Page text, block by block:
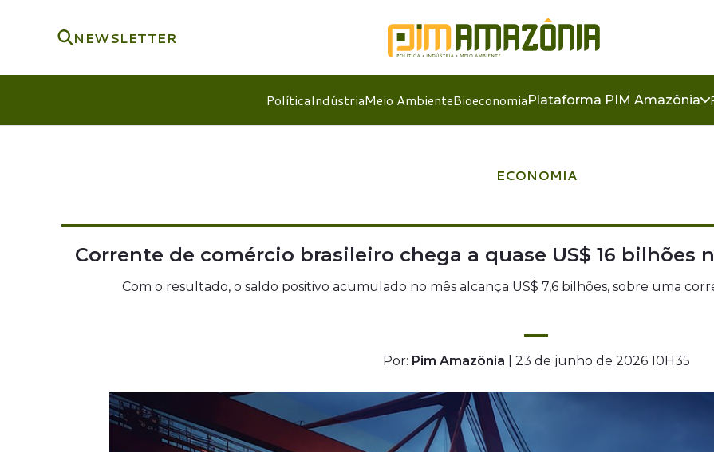
NEWSLETTER
PolíticaIndústriaMeio AmbienteBioeconomiaPlataforma PIM Amazônia
ECONOMIA
Corrente de comércio brasileiro chega a quase US$ 16 bilhões
Com o resultado, o saldo positivo acumulado no mês alcança US$ 7,6 bilhões, sobre uma
Por: Pim Amazônia | 23 de junho de 2026 10H35